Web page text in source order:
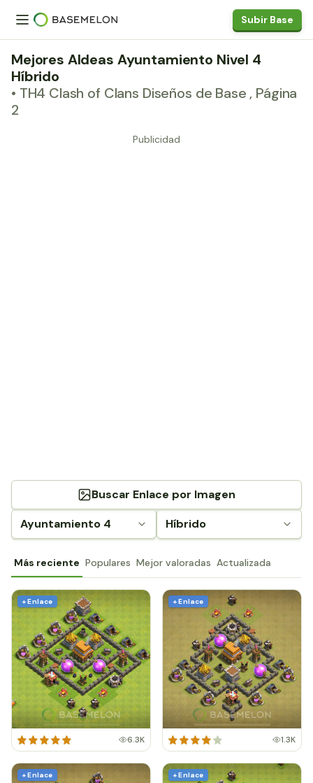
Subir Base
Mejores Aldeas Ayuntamiento Nivel 4
Híbrido
• TH4 Clash of Clans Diseños de Base , Página
2
Publicidad
Ayuntamiento 4 Híbrido
Buscar Enlace por Imagen
Más reciente Populares Mejor valoradas Actualizada
+ Enlace
6.3K
+ Enlace
1.3K
+ Enlace + Enlace